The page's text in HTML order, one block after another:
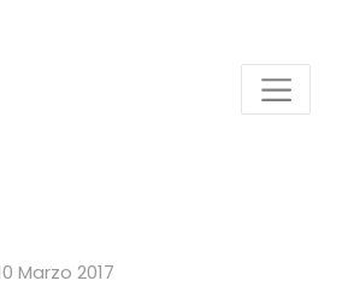
Città senza barriere
Marzo 2017